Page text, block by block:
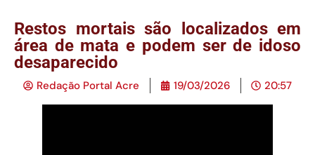
Restos mortais são localizados em
área de mata e podem ser de idoso
desaparecido
Redação Portal Acre 19/03/2026 20:57